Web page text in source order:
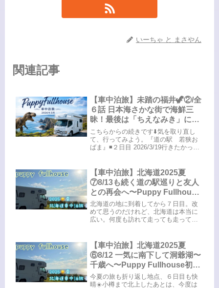
いーちゃ と まさやん
関連記事
【車中泊旅】未踏の福井🦖②/全
６話 日本海さかな街で海鮮三
昧！最後は「ちえなみき」に感
動📚
こちらからの続きです⬇️気を取り直し
て、行ってみよう。『道の駅 若狭お
ばま』◾️２日目 2026/3/19行きたかった
して進みましょう！とてもきれいな道
の駅です目移りしっぱ...
【車中泊旅】北海道2025夏
⑦8/13も続く道の駅巡りと友人
との再会へ〜Puppy Fullhouse
初の北海道
北海道の地に到着してから７日目。改
めて思うのだけれど、北海道は本当に
広い。何度も訪れて走っても走って
まで、「友人に再会したい！」という
目標に合わせて、動線や時間配分も考
えな...
【車中泊旅】北海道2025夏
⑥8/12 一気に南下して洞爺湖〜
千歳へ〜Puppy Fullhouse初の
北海道
今夏の旅も折り返し地点、６日目も快
晴☀️小樽まで北上したあとは、今度は